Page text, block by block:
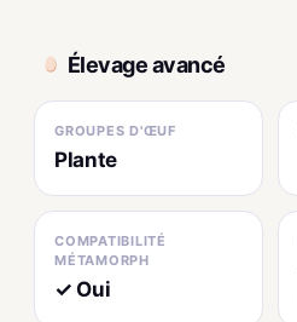
Élevage avancé
GROUPES D'ŒUF
Plante
COMPATIBILITÉ
MÉTAMORPH
✓ Oui